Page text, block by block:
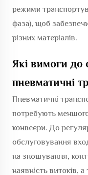
режими
фаза), щоб
різних матеріалів.
Які вимоги до
пневматичні
Пневматичні
потребують
конвеєри. До
обслуговування
на зношування,
наявність витоків,